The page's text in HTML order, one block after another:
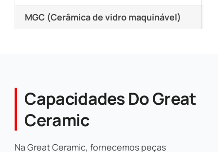
MGC (Cerâmica de vidro maquinável)
Capacidades Do Great
Ceramic
Na Great Ceramic, fornecemos peças